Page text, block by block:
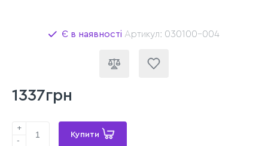
Є в наявності Артикул: 030100-004
1337грн
+
-
Купити